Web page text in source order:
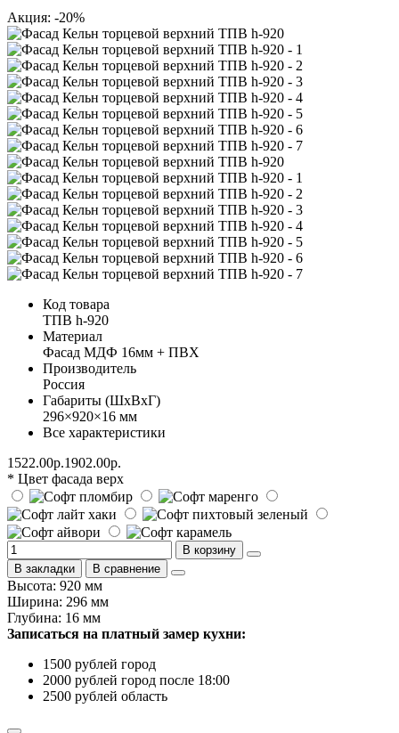
Акция: -20%
Код товара
ТПВ h-920
Материал
Фасад МДФ 16мм + ПВХ
Производитель
Россия
Габариты (ШхВхГ)
296×920×16 мм
Все характеристики
1522.00р.1902.00р.
* Цвет фасада верх
В корзину
В закладки
В сравнение
Высота: 920 мм
Ширина: 296 мм
Глубина: 16 мм
Записаться на платный замер кухни:
1500 рублей город
2000 рублей город после 18:00
2500 рублей область